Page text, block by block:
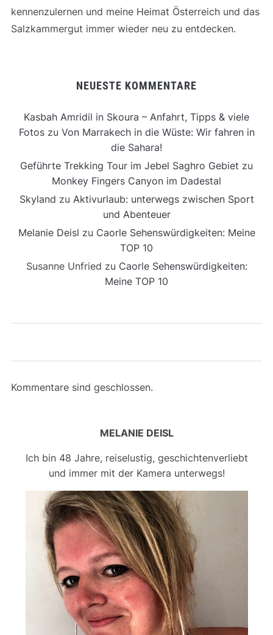
kennenzulernen und meine Heimat Österreich und das
Salzkammergut immer wieder neu zu entdecken.
NEUESTE KOMMENTARE
Kasbah Amridil in Skoura – Anfahrt, Tipps & viele
Fotoszu Von Marrakech in die Wüste: Wir fahren in
die Sahara!
Geführte Trekking Tour im Jebel Saghro Gebiet zu
Monkey Fingers Canyon im Dadestal
Skyland zu Aktivurlaub: unterwegs zwischen Sport
und Abenteuer
Melanie Deisl zu Caorle Sehenswürdigkeiten: Meine
TOP 10
Susanne Unfried zu Caorle Sehenswürdigkeiten:
Meine TOP 10
Kommentare sind geschlossen.
MELANIE DEISL
Ich bin 48 Jahre, reiselustig, geschichtenverliebt
und immer mit der Kamera unterwegs!